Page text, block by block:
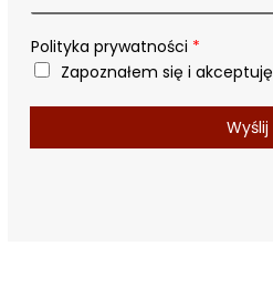
*
W
m
Polityka prywatności *
Zapoznałem się i akceptuję
Wyślij